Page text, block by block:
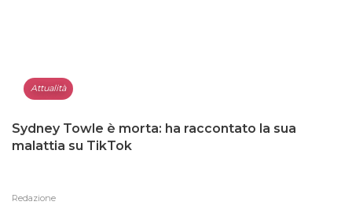
Attualità
Sydney Towle è morta: ha raccontato la sua
malattia su TikTok
Redazione